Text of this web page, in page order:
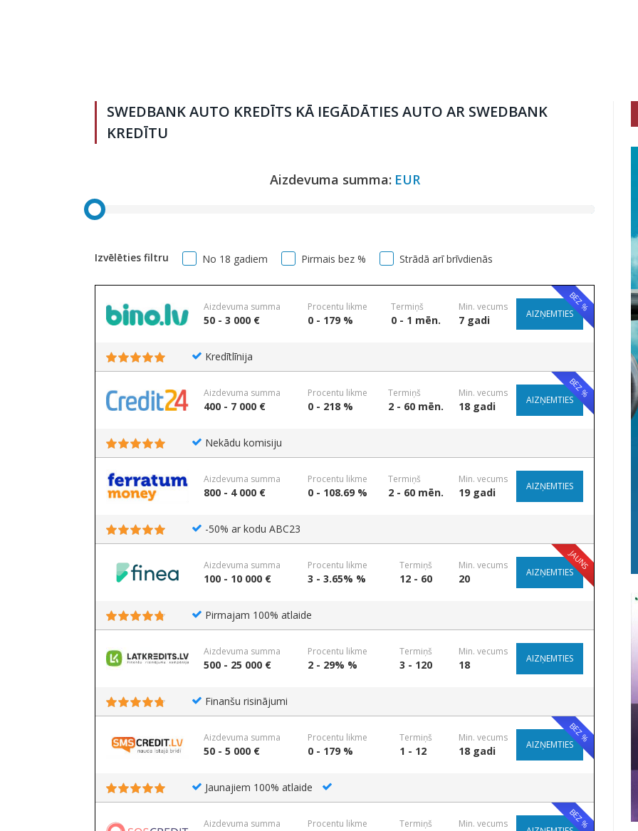
SWEDBANK AUTO KREDĪTS KĀ IEGĀDĀTIES AUTO AR SWEDBANK
KREDĪTU
Aizdevuma summa: EUR
Izvēlēties filtru No 18 gadiem Pirmais bez % Strādā arī brīvdienās
BEZ %
Aizdevuma summa
50 - 3 000 €
Procentu likme
0 - 179 %
Termiņš
0 - 1 mēn.
Min. vecums
7 gadi AIZŅEMTIES
Kredītlīnija
BEZ %
Aizdevuma summa
400 - 7 000 €
Procentu likme
0 - 218 %
Termiņš
2 - 60 mēn.
Min. vecums
18 gadi AIZŅEMTIES
Nekādu komisiju
Aizdevuma summa
800 - 4 000 €
Procentu likme
0 - 108.69 %
Termiņš
2 - 60 mēn.
Min. vecums
19 gadi AIZŅEMTIES
-50% ar kodu ABC23
JAUNS
Aizdevuma summa
100 - 10 000 €
Procentu likme
3 - 3.65% %
Termiņš
12 - 60
Min. vecums
20 AIZŅEMTIES
Pirmajam 100% atlaide
Aizdevuma summa
500 - 25 000 €
Procentu likme
2 - 29% %
Termiņš
3 - 120
Min. vecums
18 AIZŅEMTIES
Finanšu risinājumi
BEZ %
Aizdevuma summa
50 - 5 000 €
Procentu likme
0 - 179 %
Termiņš
1 - 12
Min. vecums
18 gadi AIZŅEMTIES
Jaunajiem 100% atlaide
BEZ %
Aizdevuma summa Procentu likme Termiņš Min. vecums